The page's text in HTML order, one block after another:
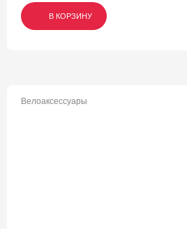
В КОРЗИНУ
В КОРЗИНУ
В КОРЗИНУ
Велоаксессуары